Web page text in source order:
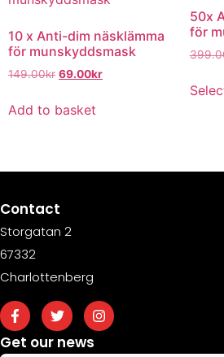
10 x Anti-dim näsklämma
för munskyddsmask
149.00kr 69.00kr
Add to basket
50x
för
Contact
Storgatan 2
67332
Charlottenberg
Get our news